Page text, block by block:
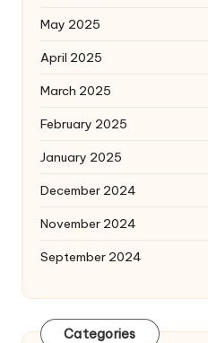
May 2025
April 2025
March 2025
February 2025
January 2025
December 2024
November 2024
September 2024
Categories